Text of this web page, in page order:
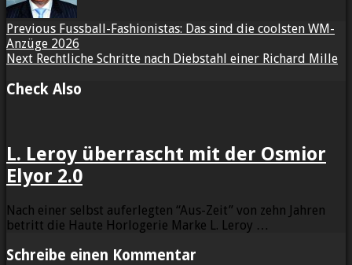
Previous Fussball-Fashionistas: Das sind die coolsten WM-
Anzüge 2026
Next Rechtliche Schritte nach Diebstahl einer Richard Mille
Check Also
L. Leroy überrascht mit der Osmior
Elyor 2.0
Nach einer selbst auferlegten “Aus-Zeit” von zehn Jahren
betritt die Haute Horlogerie Marke L. Leroy …
Schreibe einen Kommentar